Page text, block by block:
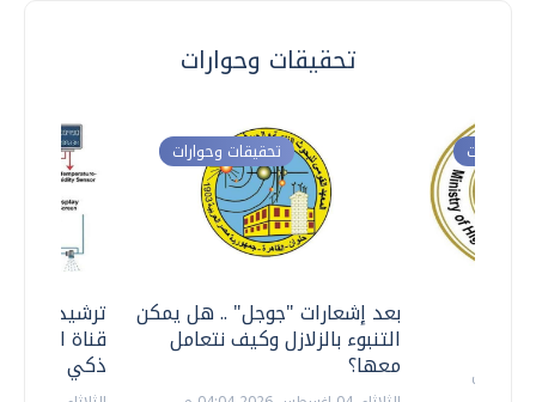
تحقيقات وحوارات
ترشيدا
قناة
ذكي
تحقيقات وحوارات
بعد إشعارات "جوجل" .. هل يمكن
التنبوء بالزلازل وكيف نتعامل
معها؟
وحوارات